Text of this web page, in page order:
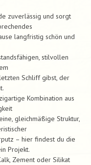
zuverlässig und sorgt
langfristig schön und
stilvollen
Schliff gibst, der
Kombination aus
gleichmäßige Struktur,
– hier findest du die
Projekt.
Zement oder Silikat